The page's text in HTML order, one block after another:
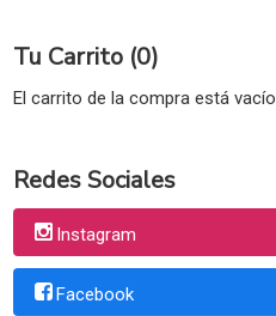
Tu Carrito (0)
El carrito de la compra está vacío
Redes Sociales
Instagram
Facebook